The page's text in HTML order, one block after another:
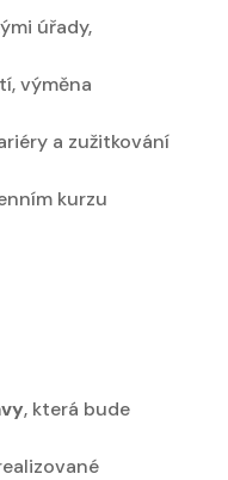
úřady,
výměna
a zužitkování
kurzu
, která bude